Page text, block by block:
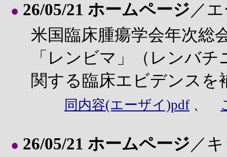
● 26/05/21 ホームページ ／
米国臨床腫瘍学会年次総
「レンビマ」（レンバ
関する臨床エビデンスを
同内容(エーザイ)pdf 、
● 26/05/21 ホームページ ／